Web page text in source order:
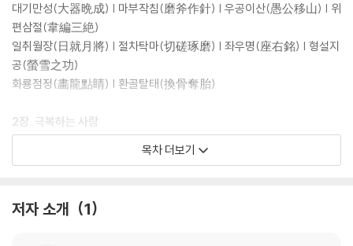
대기만성(大器晩成) | 마부작침(磨斧作針) | 우공이산(愚公移山) | 위
편삼절(韋編三絶)
일취월장(日就月將) | 절차탁마(切磋琢磨) | 좌우명(座右銘) | 형설지
공(螢雪之功)
화룡점정(畵龍點睛) | 환골탈태(換骨奪胎)
2장. 극복하는 사람
고육지책(苦肉之策) | 권토중래(捲土重來) | 단기천리(單騎千里) | 등
속(泣斬馬謖)
목차 더보기
저자 소개 1